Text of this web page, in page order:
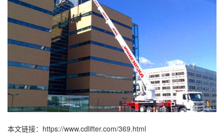
本文链接：https://www.cdlifter.com/369.html